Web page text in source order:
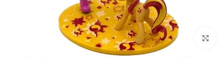
بزرگنمایی تصویر